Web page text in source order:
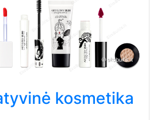
kosmetika